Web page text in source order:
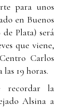
para unos
en Buenos
Plata) será
que viene,
Carlos
19 horas.
recordar la
Alsina a